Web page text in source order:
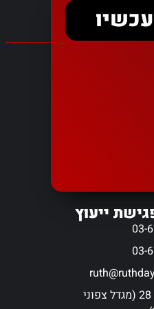
ייעוץ
03-
03-
הארבעה 28 (מגדל צפוני